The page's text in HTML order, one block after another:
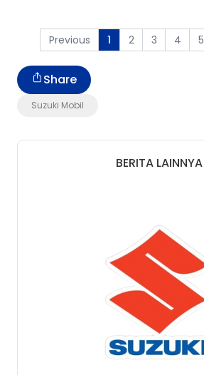
Previous 1 2 3 4 5
Suzuki Mobil
Share
BERITA LAINNYA